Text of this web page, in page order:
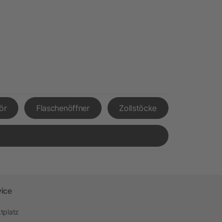
Flaschenöffner Zollstöcke